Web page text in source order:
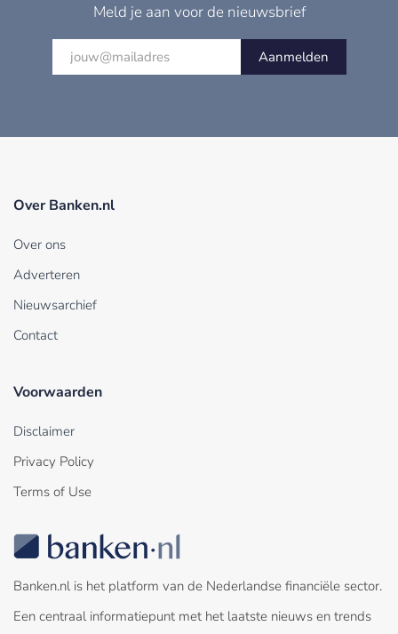
Meld je aan voor de nieuwsbrief
Aanmelden
Over Banken.nl
Over ons
Adverteren
Nieuwsarchief
Contact
Voorwaarden
Disclaimer
Privacy Policy
Terms of Use
Banken.nl is het platform van de Nederlandse financiële sector.
Een centraal informatiepunt met het laatste nieuws en trends